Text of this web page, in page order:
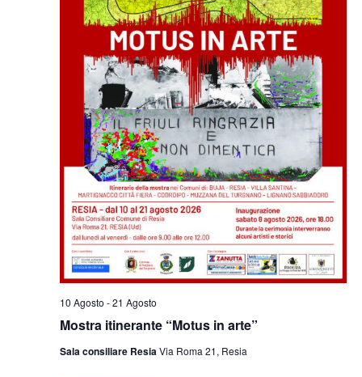
Mostra itinerante “Motus in arte”
10 Agosto -21 Agosto
Sala consiliare ResiaVia Roma 21, Resia